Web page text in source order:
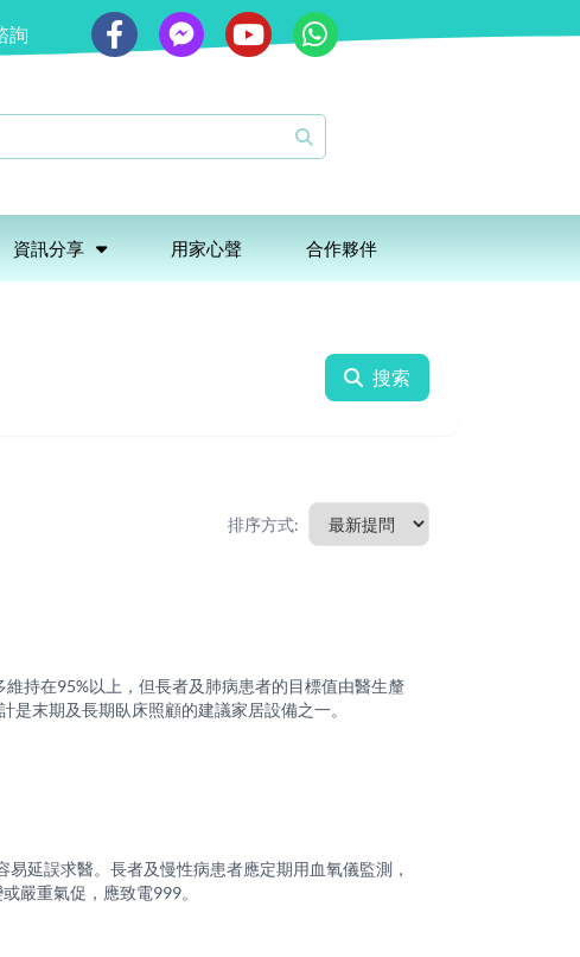
詢
資訊分享 用家心聲 合作夥伴
搜索
排序方式:
持在95%以上，但長者及肺病患者的目標值由醫生釐
末期及長期臥床照顧的建議家居設備之一。
延誤求醫。長者及慢性病患者應定期用血氧儀監測，
嚴重氣促，應致電999。